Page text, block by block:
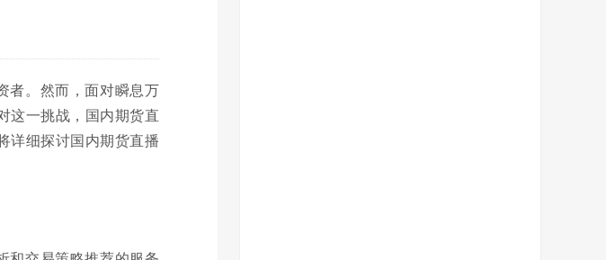
者。然而，面对瞬息万
这一挑战，国内期货直
详细探讨国内期货直播